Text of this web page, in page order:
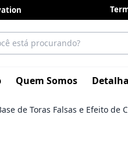
Quem Somos
de Toras Falsas e Efeito de